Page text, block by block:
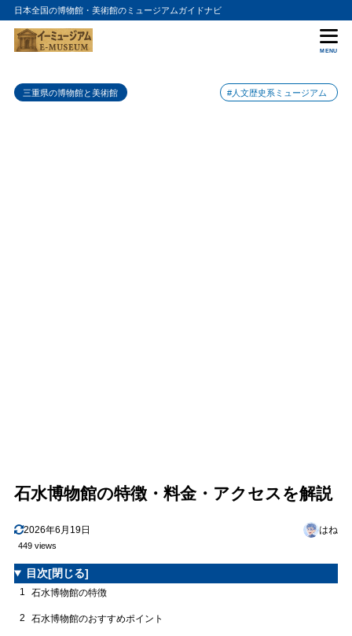
日本全国の博物館・美術館のミュージアムガイドナビ
MENU
三重県の博物館と美術館 #人文歴史系ミュージアム
石水博物館の特徴・料金・アクセスを解説
2026年6月19日 はね
449 views
目次[閉じる]
1 石水博物館の特徴
2 石水博物館のおすすめポイント
目次
1 石水博物館の特徴